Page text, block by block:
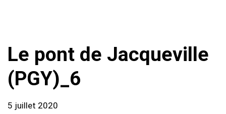
Le pont de Jacqueville
(PGY)_6
5 juillet 2020